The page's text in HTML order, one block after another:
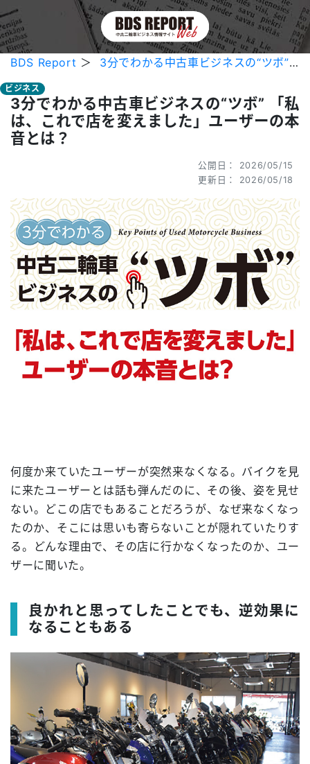
BDS Report ＞ 3分でわかる中古車ビジネスの“ツボ” 「私は、これで店を変えました」ユーザーの本音とは？
ビジネス
3分でわかる中古車ビジネスの“ツボ” 「私
は、これで店を変えました」ユーザーの本
音とは？
公開日： 2026/05/15
更新日： 2026/05/18
何度か来ていたユーザーが突然来なくなる。バイクを見
に来たユーザーとは話も弾んだのに、その後、姿を見せ
ない。どこの店でもあることだろうが、なぜ来なくなっ
たのか、そこには思いも寄らないことが隠れていたりす
る。どんな理由で、その店に行かなくなったのか、ユー
ザーに聞いた。
良かれと思ってしたことでも、逆効果に
なることもある